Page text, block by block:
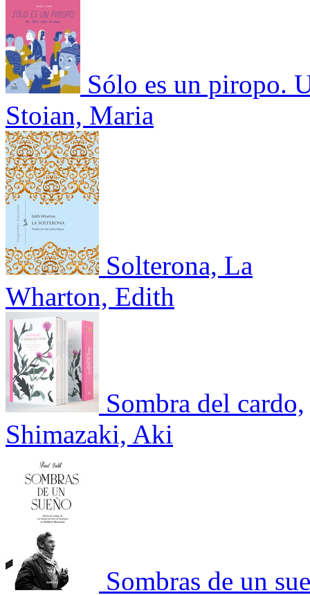
Sólo es un piropo.
Stoian, Maria
Solterona, La
Wharton, Edith
Sombra del cardo,
Shimazaki, Aki
Sombras de un